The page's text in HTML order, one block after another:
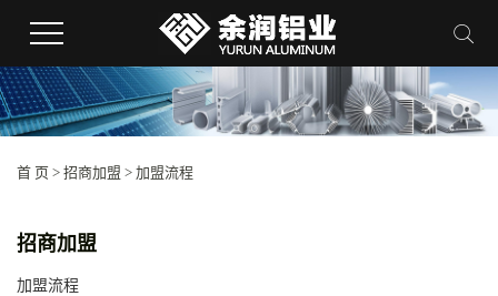
首 页 > 招商加盟 > 加盟流程
招商加盟
加盟流程